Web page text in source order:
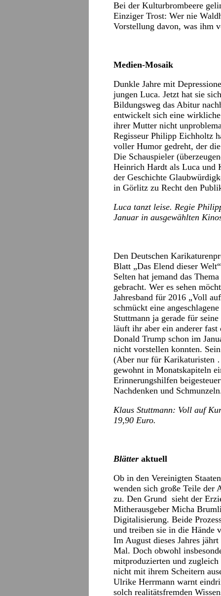
Bei der Kulturbrombeere
Einziger Trost: Wer nie
Vorstellung davon, was ihm
Medien-Mosaik
Dunkle Jahre mit
jungen Luca. Jetzt hat sie
Bildungsweg das Abitur
entwickelt sich eine
ihrer Mutter nicht
Regisseur Philipp Eichholtz
voller Humor gedreht, der
Die Schauspieler
Heinrich Hardt als Luca und
der Geschichte
in Görlitz zu Recht den
Luca tanzt leise. Regie
Januar in ausgewählten
Den Deutschen
Blatt „Das Elend dieser
Selten hat jemand das
gebracht. Wer es sehen
Jahresband für 2016 „Voll
schmückt eine
Stuttmann ja gerade für
läuft ihr aber ein anderer
Donald Trump schon im
nicht vorstellen konnten.
(Aber nur für Karikaturisten
gewohnt in Monatskapiteln
Erinnerungshilfen
Nachdenken und
Klaus Stuttmann: Voll auf
19,90 Euro.
Blätter aktuell
Ob in den Vereinigten
wenden sich große Teile der
zu. Den Grund sieht der
Mitherausgeber Micha
Digitalisierung. Beide
und treiben sie in die Hände
Im August dieses Jahres
Mal. Doch obwohl
mitproduzierten und zugleich
nicht mit ihrem Scheitern
Ulrike Herrmann warnt
solch realitätsfremden